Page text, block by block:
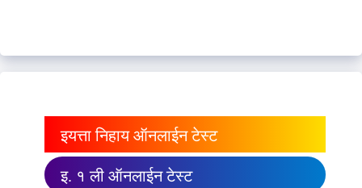
इयत्ता निहाय ऑनलाईन टेस्ट
इ. १ ली ऑनलाईन टेस्ट